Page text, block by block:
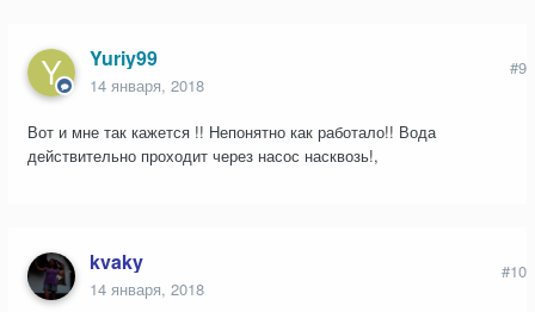
Yuriy99
14 января, 2018
#9
Вот и мне так кажется !! Непонятно как работало!! Вода
действительно проходит через насос насквозь!,
kvaky
14 января, 2018
#10